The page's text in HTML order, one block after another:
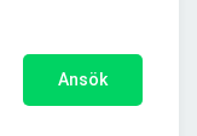
Ansök